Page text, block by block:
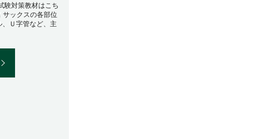
験対策教材はこち
ックスの各部位
Ｕ字管など、主